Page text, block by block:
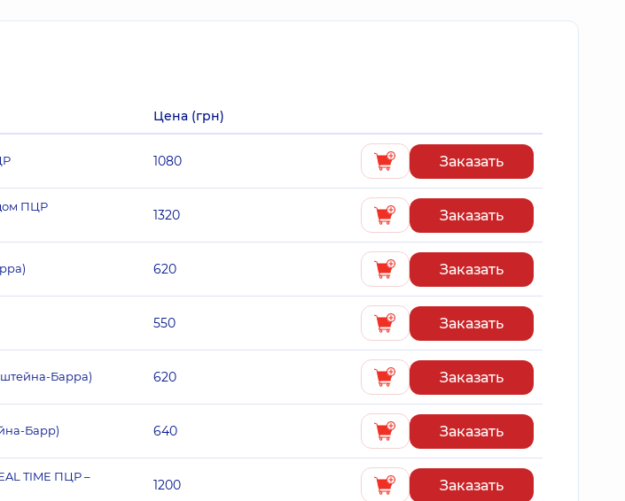
Цена (грн)
1080 Заказать
ПЦР
1320 Заказать
620 Заказать
550 Заказать
Барра) 620 Заказать
Барр) 640 Заказать
TIME ПЦР –
1200 Заказать